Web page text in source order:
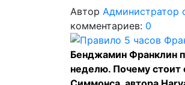
Автор Администратор
комментариев: 0
Бенджамин Франклин
неделю. Почему стоит